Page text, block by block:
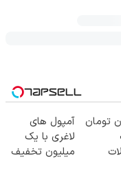
تومان
آمپول های
لاغری با یک
میلیون تخفیف